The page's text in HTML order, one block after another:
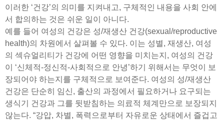
이러한 ‘건강’의 의미를 지켜내고, 구체적인 내용을 사회 안에
서 합의하는 것은 쉬운 일이 아니다.
예를 들어 여성의 건강은 성/재생산 건강(sexual/reproductive
health)의 차원에서 살펴볼 수 있다. 이는 성별, 재생산, 여성
의 섹슈얼리티가 건강에 어떤 영향을 미치는지, 여성의 건강
이 ‘신체적-정신적-사회적으로 안녕’하기 위해서는 무엇이 보
장되어야 하는지를 구체적으로 보여준다. 여성의 성/재생산
건강은 단순히 임신, 출산의 과정에서 필요하거나 요구되는
생식기 건강과 그를 뒷받침하는 의료적 체계만으로 보장되지
않는다. “강압, 차별, 폭력으로부터 자유로운 상태에서 즐겁고